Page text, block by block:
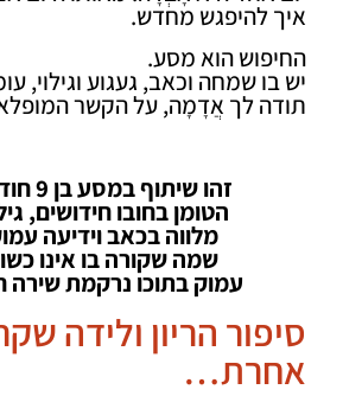
איך להיפגש מחדש.
החיפוש הוא מסע.
יש בו שמחה וכאב, געגוע וגילוי,
תודה לך אֲדָמָה, על הקשר
זהו שיתוף במסע בן 9 חודשים
הטומן בחובו חידושים,
מלווה בכאב וידיעה
שמה שקורה בו אינו
עמוק בתוכו נרקמת
סיפור הריון ולידה
אחרת…